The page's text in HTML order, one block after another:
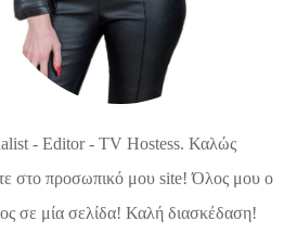
- Editor - TV Hostess. Καλώς
στο προσωπικό μου site! Όλος μου ο
σε μία σελίδα! Καλή διασκέδαση!